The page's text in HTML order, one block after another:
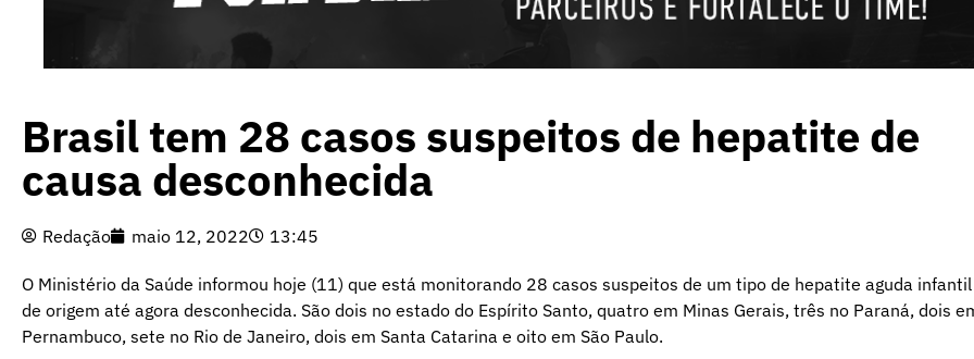
Brasil tem 28 casos suspeitos de hepatite de
causa desconhecida
Redação maio 12, 2022 13:45
O Ministério da Saúde informou hoje (11) que está monitorando 28 casos suspeitos de um tipo de hepatite aguda infantil
de origem até agora desconhecida. São dois no estado do Espírito Santo, quatro em Minas Gerais, três no Paraná, dois
Pernambuco, sete no Rio de Janeiro, dois em Santa Catarina e oito em São Paulo.